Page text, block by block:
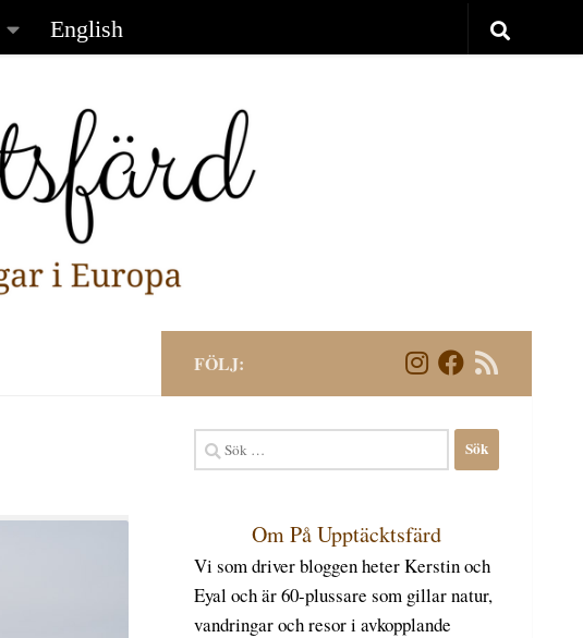
English
FÖLJ:
Sök
efter:
Om På Upptäcktsfärd
Vi som driver bloggen heter Kerstin och
Eyal och är 60-plussare som gillar natur,
vandringar och resor i avkopplande